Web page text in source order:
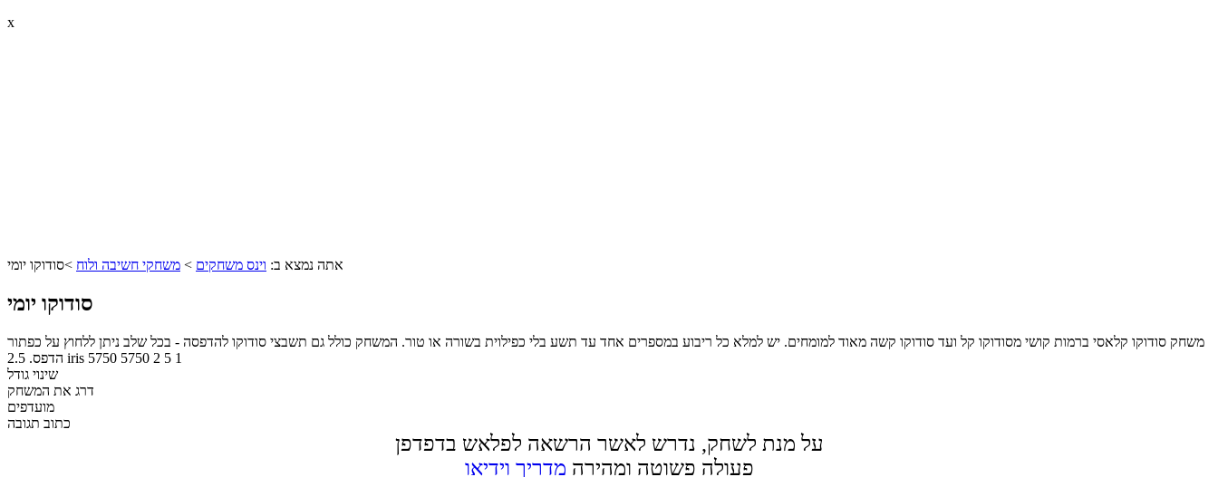
x
אתה נמצא ב: וינס משחקים > משחקי חשיבה ולוח >סודוקו יומי
סודוקו יומי
משחק סודוקו קלאסי ברמות קושי מסודוקו קל ועד סודוקו קשה מאוד למומחים. יש למלא כל ריבוע במספרים אחד עד תשע בלי כפילוית בשורה או טור. המשחק כולל גם תשבצי סודוקו להדפסה - בכל שלב ניתן ללחוץ על כפתור
הדפס. 2.5 iris 5750 5750 2 5 1
שינוי גודל
דרג את המשחק
מועדפים
כתוב תגובה
על מנת לשחק, נדרש לאשר הרשאה לפלאש בדפדפן
פעולה פשוטה ומהירה מדריך וידיאו